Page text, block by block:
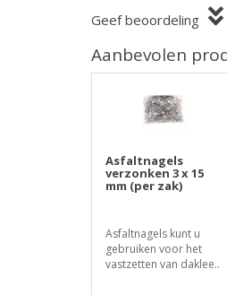
Geef beoordeling
Aanbevolen
Asfaltnagels
verzonken 3 x 15
mm (per zak)
Asfaltnagels kunt u
gebruiken voor het
vastzetten van daklee..